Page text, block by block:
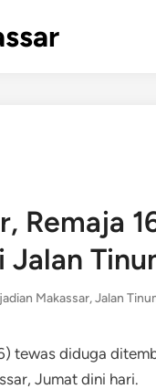
Remaja
Jalan
Makassar,Jalan
tewas diduga
Jumat dini hari.